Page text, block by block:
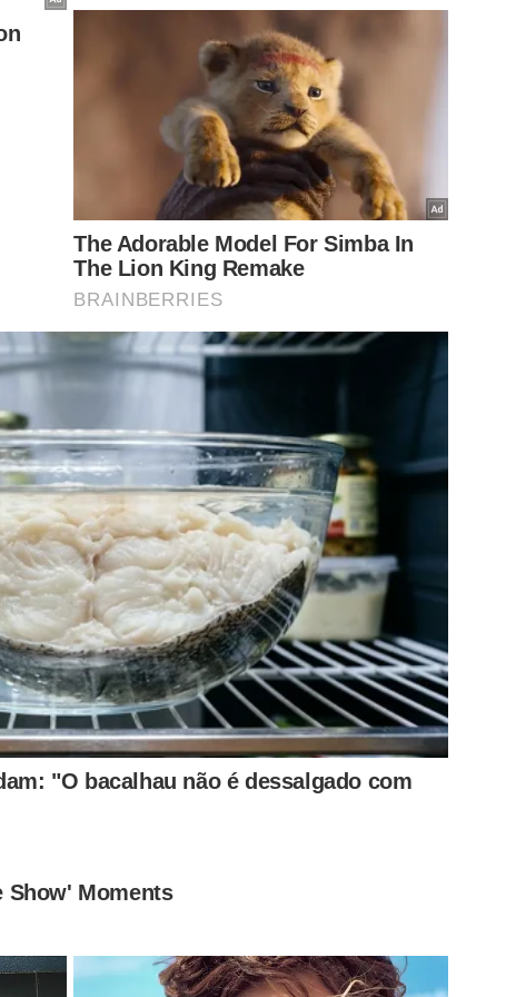
noturno?
musicais nas asas e, por isso, são completamente
da melodia e utilizam órgãos auditivos especiais
até oparceiro
através de estruturas chamadas tímpanos
perfeitamente a frequência do canto do macho
o tom da música para uma melodia de cortejo muito mais
serve como confirmação final para que o acasalamento
continua através dos seguintes passos naturais:
para manter a privacidade do casal.
longo para depositar os ovos na terra.
dos grilos?
um repertório musical variado para lidar com diferentes
de chamada amorosa, esses pequenos seres conseguem